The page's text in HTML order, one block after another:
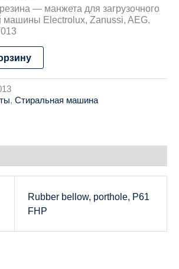
— манжета для загрузочного
машины Electrolux, Zanussi, AEG.
, Стиральная машина
Rubber bellow, porthole, P61
FHP